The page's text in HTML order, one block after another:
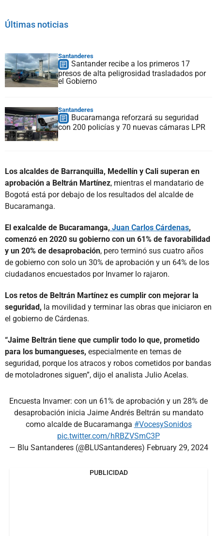
Últimas noticias
Santanderes
Santander recibe a los primeros 17
presos de alta peligrosidad trasladados por
el Gobierno
Santanderes
Bucaramanga reforzará su seguridad
con 200 policías y 70 nuevas cámaras LPR
Los alcaldes de Barranquilla, Medellín y Cali superan en
aprobación a Beltrán Martínez, mientras el mandatario de
Bogotá está por debajo de los resultados del alcalde de
Bucaramanga.
El exalcalde de Bucaramanga, Juan Carlos Cárdenas,
comenzó en 2020 su gobierno con un 61% de favorabilidad
y un 20% de desaprobación, pero terminó sus cuatro años
de gobierno con solo un 30% de aprobación y un 64% de los
ciudadanos encuestados por Invamer lo rajaron.
Los retos de Beltrán Martínez es cumplir con mejorar la
seguridad, la movilidad y terminar las obras que iniciaron en
el gobierno de Cárdenas.
“Jaime Beltrán tiene que cumplir todo lo que, prometido
para los bumangueses, especialmente en temas de
seguridad, porque los atracos y robos cometidos por bandas
de motoladrones siguen”, dijo el analista Julio Acelas.
Encuesta Invamer: con un 61% de aprobación y un 28% de
desaprobación inicia Jaime Andrés Beltrán su mandato
como alcalde de Bucaramanga #VocesySonidos
pic.twitter.com/hRBZVSmC3P
— Blu Santanderes (@BLUSantanderes) February 29, 2024
PUBLICIDAD